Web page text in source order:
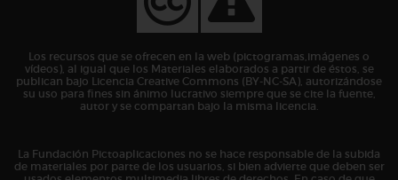
Los recursos que se ofrecen en la web (pictogramas,imágenes o
vídeos), al igual que los Materiales elaborados a partir de éstos, se
publican bajo Licencia Creative Commons (BY-NC-SA), autorizándose
su uso para fines sin ánimo lucrativo siempre que se cite la fuente,
autor y se compartan bajo la misma licencia.
La Fundación Pictoaplicaciones no se hace responsable de la subida
de materiales por parte de los usuarios, si bien advierte que deben ser